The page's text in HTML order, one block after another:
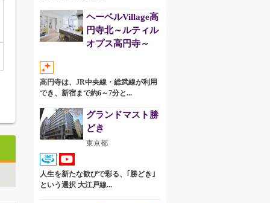
ヘーベルVillage高
円寺北～ルティル
オプス高円寺～
高円寺は、JR中央線・総武線が利用
でき、新宿まで約6～7分と...
グランドマスト勝
どき
東京都
人生を新たな歓びで彩る、｢勝どき｣
という選択 大江戸線...